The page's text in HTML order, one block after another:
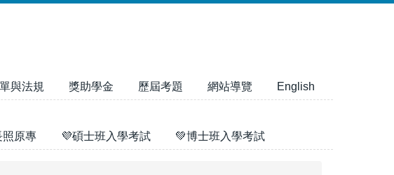
與法規 獎助學金 歷屆考題 網站導覽 English
原專 💜碩士班入學考試 💚博士班入學考試